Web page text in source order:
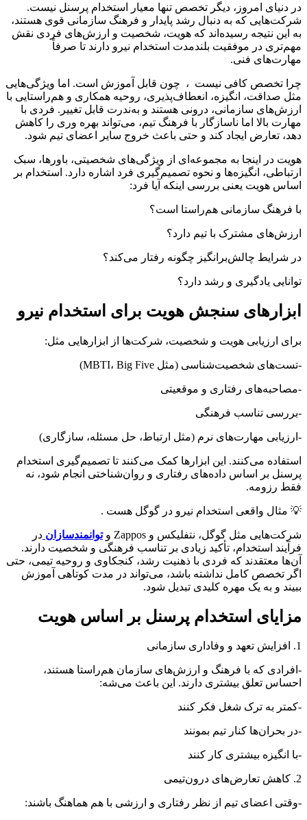
در دنیای امروز، دیگر تخصص تنها معیار استخدام پرسنل نیست.
شرکت‌هایی که به دنبال رشد پایدار و فرهنگ سازمانی قوی هستند،
به این نتیجه رسیده‌اند که هویت، شخصیت و ارزش‌های فردی نقش
مهم‌تری در موفقیت بلندمدت استخدام نیرو دارند تا صرفاً
مهارت‌های فنی.
چرا تخصص کافی نیست ، چون قابل آموزش است. اما ویژگی‌هایی
مثل صداقت، انگیزه، انعطاف‌پذیری، روحیه همکاری و هم‌راستایی با
ارزش‌های سازمانی، درونی هستند و به‌ندرت قابل تغییر. فردی با
مهارت بالا اما ناسازگار با فرهنگ تیم، می‌تواند بهره‌ وری را کاهش
دهد، تعارض ایجاد کند و حتی باعث خروج سایر اعضای تیم شود.
هویت در اینجا به مجموعه‌ای از ویژگی‌های شخصیتی، باورها، سبک
ارتباطی، انگیزه‌ها و نحوه تصمیم‌گیری فرد اشاره دارد. استخدام بر
اساس هویت یعنی بررسی اینکه آیا فرد:
با فرهنگ سازمانی هم‌راستا است؟
ارزش‌های مشترک با تیم دارد؟
در شرایط چالش‌برانگیز چگونه رفتار می‌کند؟
توانایی یادگیری و رشد دارد؟
ابزارهای سنجش هویت برای استخدام نیرو
برای ارزیابی هویت و شخصیت، شرکت‌ها از ابزارهایی مثل:
-تست‌های شخصیت‌شناسی (مثل MBTI، Big Five)
-مصاحبه‌های رفتاری و موقعیتی
-بررسی تناسب فرهنگی
-ارزیابی مهارت‌های نرم (مثل ارتباط، حل مسئله، سازگاری)
استفاده می‌کنند. این ابزارها کمک می‌کنند تا تصمیم‌گیری استخدام
پرسنل بر اساس داده‌های رفتاری و روان‌شناختی انجام شود، نه
فقط رزومه.
💡 مثال واقعی استخدام نیرو در گوگل هست .
شرکت‌هایی مثل گوگل، نتفلیکس و Zappos و توانمندسازان در
فرآیند استخدام، تأکید زیادی بر تناسب فرهنگی و شخصیت دارند.
آن‌ها معتقدند که فردی با ذهنیت رشد، کنجکاوی و روحیه تیمی، حتی
اگر تخصص کامل نداشته باشد، می‌تواند در مدت کوتاهی آموزش
ببیند و به یک مهره کلیدی تبدیل شود.
مزایای استخدام پرسنل بر اساس هویت
1. افزایش تعهد و وفاداری سازمانی
-افرادی که با فرهنگ و ارزش‌های سازمان هم‌راستا هستند،
احساس تعلق بیشتری دارند. این باعث می‌شه:
-کمتر به ترک شغل فکر کنند
-در بحران‌ها کنار تیم بمونند
-با انگیزه بیشتری کار کنند
2. کاهش تعارض‌های درون‌تیمی
-وقتی اعضای تیم از نظر رفتاری و ارزشی با هم هماهنگ باشند: